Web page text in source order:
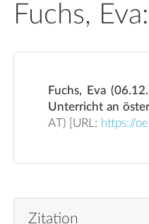
Fuchs,
Fuchs, Eva
Unterricht an
AT) [URL: https://
Zitation